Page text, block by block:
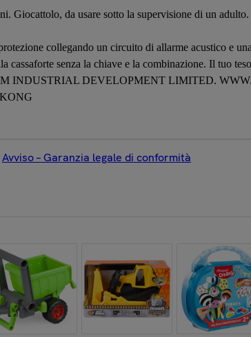
Giocattolo, da usare sotto la supervisione di un adulto.
collegando un circuito di allarme acustico e
cassaforte senza la chiave e la combinazione. Il tuo
INDUSTRIAL DEVELOPMENT LIMITED.
Avviso – Garanzia legale di conformità